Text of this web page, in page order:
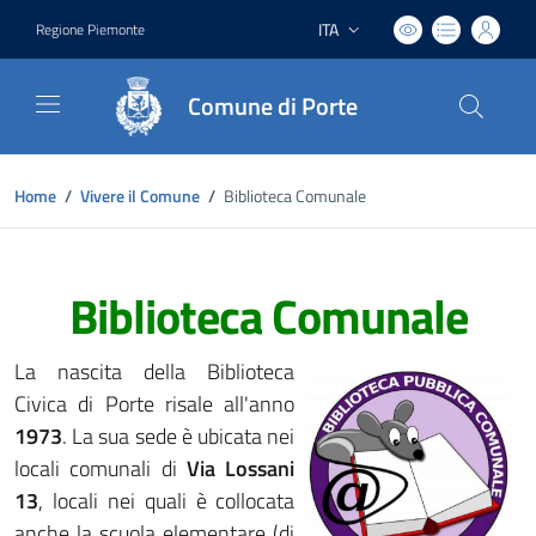
Regione Piemonte Lingua attiva:
ITA
Comune di Porte
Home / Vivere il Comune / Biblioteca Comunale
Biblioteca Comunale
La nascita della Biblioteca
Civica di Porte risale all'anno
1973. La sua sede è ubicata nei
locali comunali diVia Lossani
13, locali nei quali è collocata